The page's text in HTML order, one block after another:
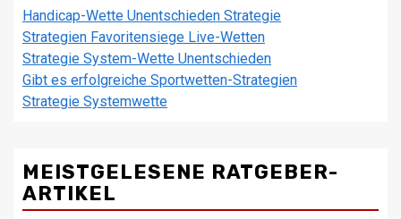
Handicap-Wette Unentschieden Strategie
Strategien Favoritensiege Live-Wetten
Strategie System-Wette Unentschieden
Gibt es erfolgreiche Sportwetten-Strategien
Strategie Systemwette
MEISTGELESENE RATGEBER-
ARTIKEL